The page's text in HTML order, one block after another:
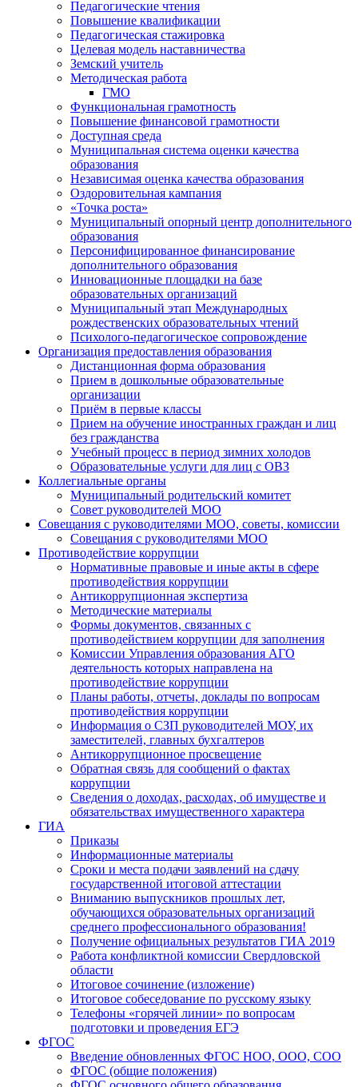
Педагогические чтения
Повышение квалификации
Педагогическая стажировка
Целевая модель наставничества
Земский учитель
Методическая работа
ГМО
Функциональная грамотность
Повышение финансовой грамотности
Доступная среда
Муниципальная система оценки качества
образования
Независимая оценка качества образования
Оздоровительная кампания
«Точка роста»
Муниципальный опорный центр дополнительного
образования
Персонифицированное финансирование
дополнительного образования
Инновационные площадки на базе
образовательных организаций
Муниципальный этап Международных
рождественских образовательных чтений
Психолого-педагогическое сопровождение
Организация предоставления образования
Дистанционная форма образования
Прием в дошкольные образовательные
организации
Приём в первые классы
Прием на обучение иностранных граждан и лиц
без гражданства
Учебный процесс в период зимних холодов
Образовательные услуги для лиц с ОВЗ
Коллегиальные органы
Муниципальный родительский комитет
Совет руководителей МОО
Совещания с руководителями МОО, советы, комиссии
Совещания с руководителями МОО
Противодействие коррупции
Нормативные правовые и иные акты в сфере
противодействия коррупции
Антикоррупционная экспертиза
Методические материалы
Формы документов, связанных с
противодействием коррупции для заполнения
Комиссии Управления образования АГО
деятельность которых направлена на
противодействие коррупции
Планы работы, отчеты, доклады по вопросам
противодействия коррупции
Информация о СЗП руководителей МОУ, их
заместителей, главных бухгалтеров
Антикоррупционное просвещение
Обратная связь для сообщений о фактах
коррупции
Сведения о доходах, расходах, об имуществе и
обязательствах имущественного характера
ГИА
Приказы
Информационные материалы
Сроки и места подачи заявлений на сдачу
государственной итоговой аттестации
Вниманию выпускников прошлых лет,
обучающихся образовательных организаций
среднего профессионального образования!
Получение официальных результатов ГИА 2019
Работа конфликтной комиссии Свердловской
области
Итоговое сочинение (изложение)
Итоговое собеседование по русскому языку
Телефоны «горячей линии» по вопросам
подготовки и проведения ЕГЭ
ФГОС
Введение обновленных ФГОС НОО, ООО, СОО
ФГОС (общие положения)